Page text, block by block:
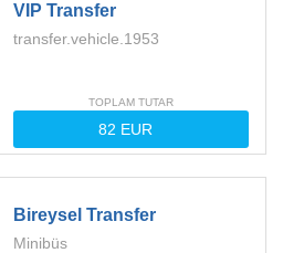
VIP Transfer
transfer.vehicle.1953
TOPLAM TUTAR
Bireysel Transfer
Minibüs